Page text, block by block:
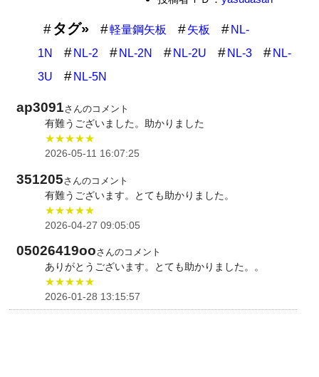
タグ» 軽量鋼矢板 矢板
NL-
1N
NL-2 NL-2N NL-2U NL-3
NL-
3U
NL-5N
ap3091さんのコメント
有難うございました。助かりました
★★★★★
2026-05-11 16:07:25
351205さんのコメント
有難うございます。とても助かりました。
★★★★★
2026-04-27 09:05:05
05026419ooさんのコメント
ありがとうございます。とても助かりました。。
★★★★★
2026-01-28 13:15:57